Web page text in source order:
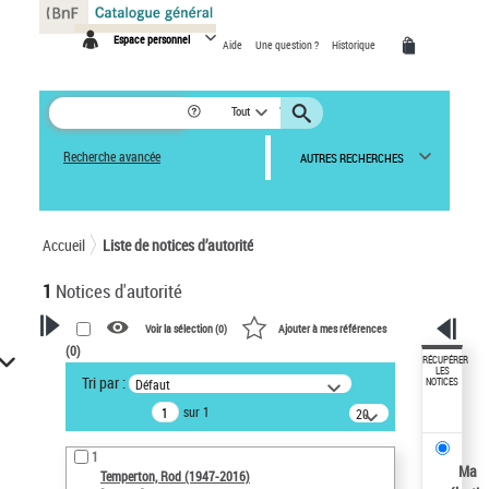
Espace personnel Aide Une question ? Historique
Tout
Recherche avancée AUTRES RECHERCHES
Accueil Liste de notices d’autorité
1 Notices d'autorité
VOTRE RECHERCHE
Recherche avancée dans les
notices d’autorité
Œuvres liées à l'auteur :
Temperton, Rod (1947-2016)
Voir la sélection (0) Ajouter à mes références
(0)
Tri par : Défaut
sur 1
20
résultats/page
1
Temperton, Rod (1947-2016)
RÉCUPÉRER
LES
NOTICES
Ma
Panneau de gestion des cookies